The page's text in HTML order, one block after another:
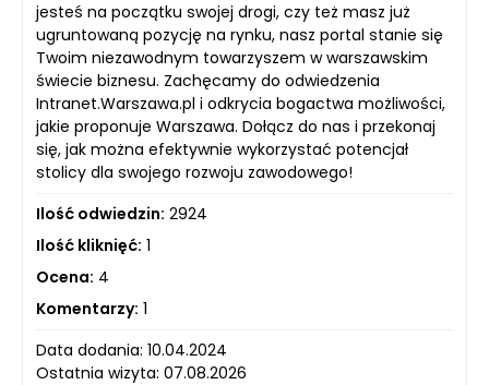
jesteś na początku swojej drogi, czy też masz już
ugruntowaną pozycję na rynku, nasz portal stanie się
Twoim niezawodnym towarzyszem w warszawskim
świecie biznesu. Zachęcamy do odwiedzenia
Intranet.Warszawa.pl i odkrycia bogactwa możliwości,
jakie proponuje Warszawa. Dołącz do nas i przekonaj
się, jak można efektywnie wykorzystać potencjał
stolicy dla swojego rozwoju zawodowego!
Ilość odwiedzin: 2924
Ilość kliknięć: 1
Ocena: 4
Komentarzy: 1
Data dodania: 10.04.2024
Ostatnia wizyta: 07.08.2026